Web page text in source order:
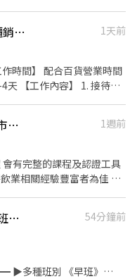
【桃園台茂/時薪220元】彩妝專櫃銷售工讀生
1天前
時間】 配合百貨營業時間
【工作內容】 1. 接待顧
每月更新👉🏻星巴克咖啡 「台茂門市」#長期工讀#夥伴友善#彈性工時
1週前
有完整的課程及認證工具
業相關經驗豐富者為佳 ‼️
！我們會
起喝星冰樂或是朋友假日
❮蘆竹南崁❯下班領現不押薪💰多班任選/小包裹理貨員
54分鐘前
班別 《早班》